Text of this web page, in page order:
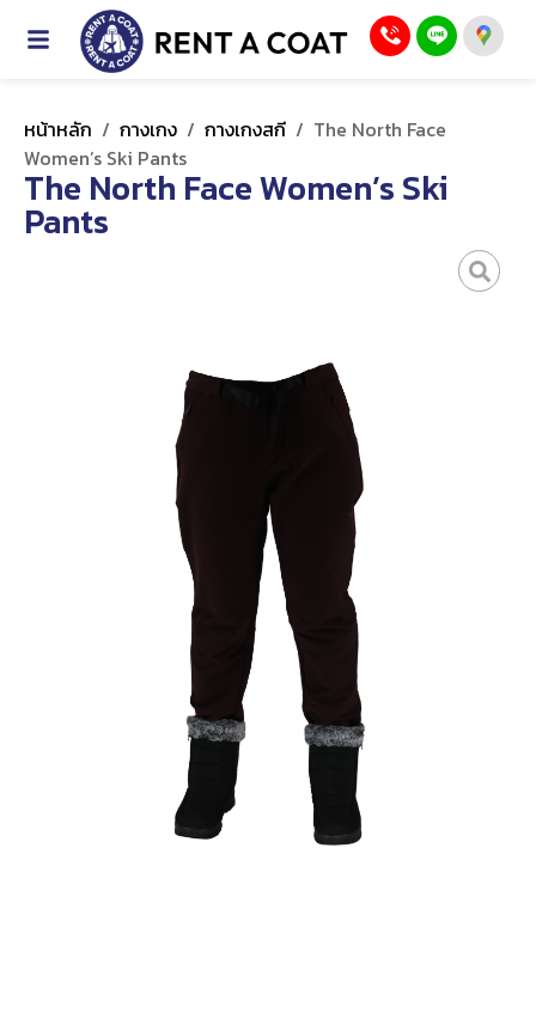
หน้าหลัก / กางเกง / กางเกงสกี / The North Face
Women’s Ski Pants
The North Face Women’s Ski
Pants